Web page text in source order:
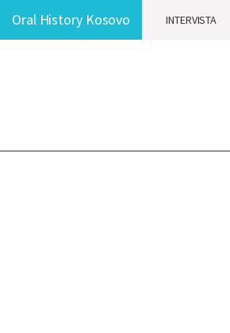
Oral History Kosovo INTERVISTA